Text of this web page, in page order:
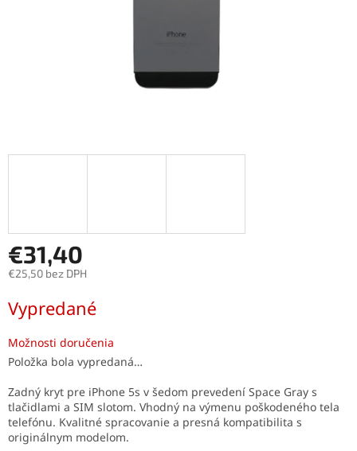
€31,40
€25,50 bez DPH
cena:
Vypredané
Možnosti doručenia
Položka bola vypredaná…
Zadný kryt pre iPhone 5s v šedom prevedení Space Gray s
tlačidlami a SIM slotom. Vhodný na výmenu poškodeného tela
telefónu. Kvalitné spracovanie a presná kompatibilita s
originálnym modelom.